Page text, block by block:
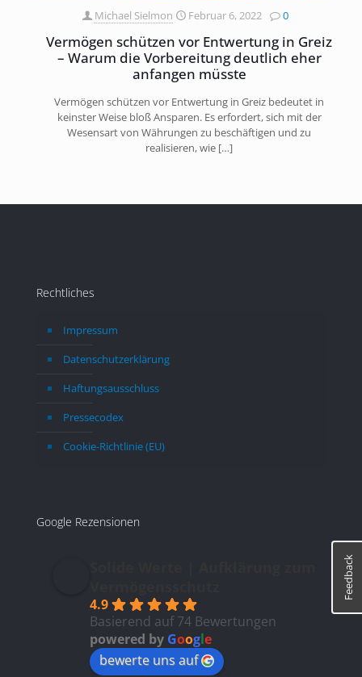
Michael Sielmon Februar 6, 2022 0
Vermögen schützen vor Entwertung in Greiz
– Warum die Vorbereitung deutlich eher
anfangen müsste
Vermögen schützen vor Entwertung in Greiz bedeutet in
keinster Weise bloß Ansparen. Es erfordert, sich mit der
Wesensart von Währungen zu beschäftigen und zu
realisieren, wie […]
Rechtliches
Impressum
Datenschutzerklärung
Haftungsausschluss
Pressecodex
Cookie-Richtlinie (EU)
Google Rezensionen
4.9
Basierend auf 74 Bewertungen
powered by Google
bewerte uns auf
Feedback